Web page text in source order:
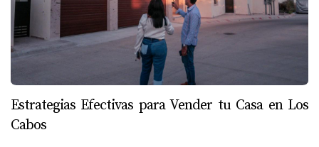
Estrategias Efectivas para Vender tu Casa en Los
Cabos